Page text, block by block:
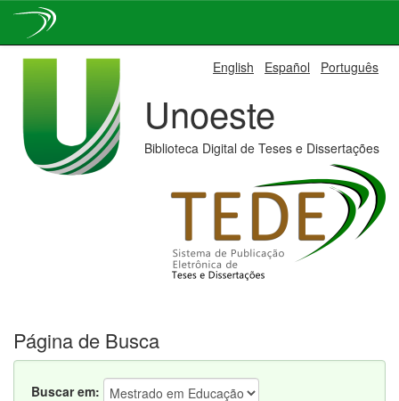
English Español Português
Unoeste
Biblioteca Digital de Teses e Dissertações
Página de Busca
Buscar em: